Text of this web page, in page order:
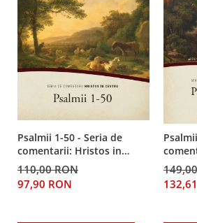
Psalmii 1-50 - Seria de
comentarii: Hristos in
centru
110,00 RON
97,90 RON
centru